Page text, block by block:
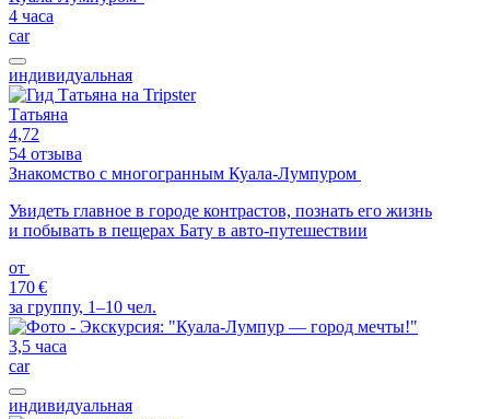
4 часа
car
индивидуальная
Татьяна
4,72
54 отзыва
Знакомство с многогранным Куала-Лумпуром
Увидеть главное в городе контрастов, познать его жизнь
и побывать в пещерах Бату в авто-путешествии
от
170 €
за группу, 1–10 чел.
3,5 часа
car
индивидуальная